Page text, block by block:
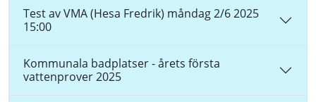
Test av VMA (Hesa Fredrik) måndag 2/6 2025
15:00
Kommunala badplatser - årets första
vattenprover 2025